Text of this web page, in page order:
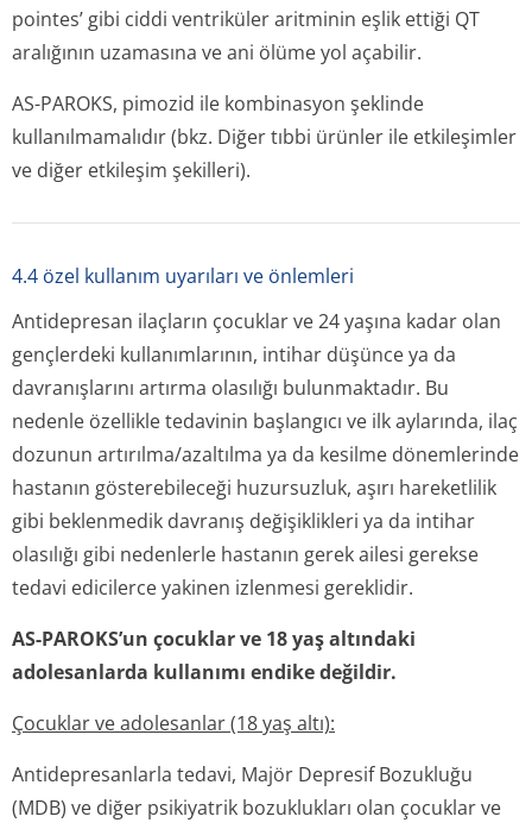
pointes’ gibi ciddi ventriküler aritminin eşlik ettiği QT
aralığının uzamasına ve ani ölüme yol açabilir.
AS-PAROKS, pimozid ile kombinasyon şeklinde
kullanılmamalıdır(bkz. Diğer tıbbi ürünler ile etkileşimler
ve diğer etkileşim şekilleri).
4.4 özel kullanım uyarıları ve önlemleri
Antidepresan ilaçların çocuklar ve 24 yaşına kadar olan
gençlerdeki kullanımlarının, intihar düşünce ya da
davranışlarını artırma olasılığı bulunmaktadır. Bu
nedenle özellikle tedavinin başlangıcı ve ilk aylarında, ilaç
dozunun artırılma/azaltılma ya da kesilme dönemlerinde
hastanın gösterebileceği huzursuzluk, aşırı hareketlilik
gibi beklenmedik davranış değişiklikleri ya da intihar
olasılığı gibi nedenlerle hastanın gerek ailesi gerekse
tedavi edicilerce yakinen izlenmesi gereklidir.
AS-PAROKS’un çocuklar ve 18 yaş altındaki
adolesanlarda kullanımı endike değildir.
Çocuklar ve adolesanlar (18 yaş altı):
Antidepresanlarla tedavi, Majör Depresif Bozukluğu
(MDB) ve diğer psikiyatrik bozuklukları olan çocuklar ve